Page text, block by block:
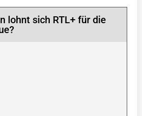
lohnt sich RTL+ für die